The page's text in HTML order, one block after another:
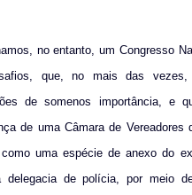
no entanto, um Congresso
que, no mais das
de somenos importância, e
de uma Câmara de Vereadores
uma espécie de anexo do
delegacia de polícia, por meio